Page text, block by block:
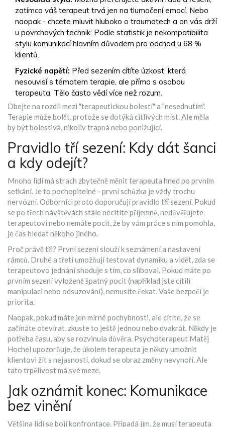
zatímco váš terapeut trvá jen na tlumočení emocí. Nebo
naopak - chcete mluvit hluboko o traumatech a on vás drží
u povrchových technik. Podle statistik je nekompatibilita
stylu komunikací hlavním důvodem pro odchod u 68 %
klientů.
Fyzické napětí: Před sezením cítíte úzkost, která
nesouvisí s tématem terapie, ale přímo s osobou
terapeuta. Tělo často vědí více než rozum.
Dbejte na rozdíl mezi "terapeutickou bolestí" a "nesednutím".
Terapie může bolět, protože se dotýká citlivých míst. Ale měla
by být bolestivá, nikoliv trapná nebo ponižující.
Pravidlo tří sezení: Kdy dát šanci
a kdy odejít?
Mnoho lidí má strach zbytečně měnit terapeuta hned po prvním
setkání. Je to pochopitelné - první schůzka je vždy trochu
nervózní. Odborníci proto doporučují pravidlo tří sezení. Pokud
se po třech návštěvách stále necítíte příjemně, nedůvěřujete
terapeutovi nebo nemáte pocit, že by vám práce s ním pomohla,
je čas hledat někoho jiného.
Proč právě tři? První sezení slouží k seznámení a nastavení
rámců. Druhé a třetí umožňují testovat dynamiku a vidět, zda se
terapeutovo jednání shoduje s tím, co sliboval. Pokud máte po
prvním sezení vyloženě špatný pocit (například jste cítili
manipulaci nebo odsuzování), nemusíte čekat. Vaše bezpečí je
priorita.
Naopak, pokud máte jen mírné pochybnosti, ale cítíte, že se
začínáte otevírat, zkuste to ještě jednou nebo dvakrát. Někdy je
potřeba času, aby se rozvinula důvěra. Psychoterapeut Matěj
Hochel upozorňuje, že úkolem terapeuta je někdy umožnit
klientovi žít s nejasností, dokud se obraz změny nevynoří. Ale
tato trpělivost má své meze.
Jak oznámit konec: Komunikace
bez vinění
Většina lidí se bojí konfrontace. Připadá jim, že musí terapeuta